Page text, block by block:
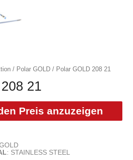
/ Polar GOLD / Polar GOLD 208 21
21
Preis anzuzeigen
: STAINLESS STEEL